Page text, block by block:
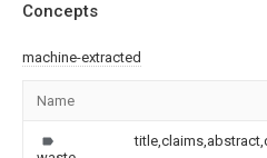
Concepts
machine-extracted
Name